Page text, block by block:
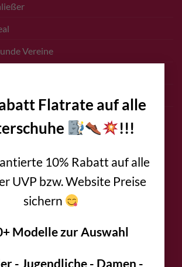
Flatrate auf alle
!!!
10% Rabatt auf alle
UVP bzw. Website Preise
sichern
Modelle zur Auswahl
- Jugendliche - Damen -
Vereine
94
ogle